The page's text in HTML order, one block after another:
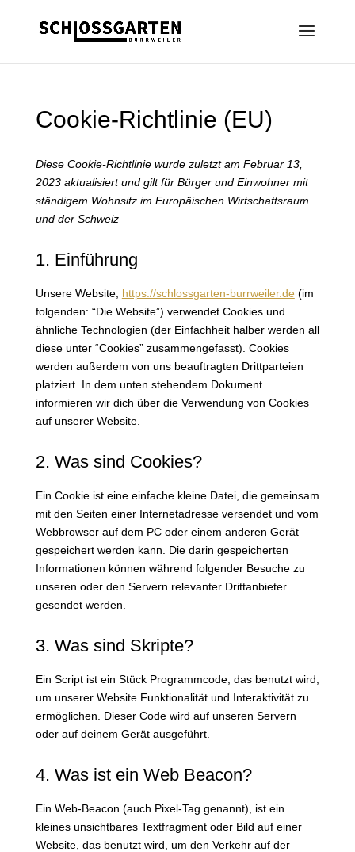
Cookie-Richtlinie (EU)
Diese Cookie-Richtlinie wurde zuletzt am Februar 13,
2023 aktualisiert und gilt für Bürger und Einwohner mit
ständigem Wohnsitz im Europäischen Wirtschaftsraum
und der Schweiz
1. Einführung
Unsere Website, https://schlossgarten-burrweiler.de (im
folgenden: “Die Website”) verwendet Cookies und
ähnliche Technologien (der Einfachheit halber werden all
diese unter “Cookies” zusammengefasst). Cookies
werden außerdem von uns beauftragten Drittparteien
platziert. In dem unten stehendem Dokument
informieren wir dich über die Verwendung von Cookies
auf unserer Website.
2. Was sind Cookies?
Ein Cookie ist eine einfache kleine Datei, die gemeinsam
mit den Seiten einer Internetadresse versendet und vom
Webbrowser auf dem PC oder einem anderen Gerät
gespeichert werden kann. Die darin gespeicherten
Informationen können während folgender Besuche zu
unseren oder den Servern relevanter Drittanbieter
gesendet werden.
3. Was sind Skripte?
Ein Script ist ein Stück Programmcode, das benutzt wird,
um unserer Website Funktionalität und Interaktivität zu
ermöglichen. Dieser Code wird auf unseren Servern
oder auf deinem Gerät ausgeführt.
4. Was ist ein Web Beacon?
Ein Web-Beacon (auch Pixel-Tag genannt), ist ein
kleines unsichtbares Textfragment oder Bild auf einer
Website, das benutzt wird, um den Verkehr auf der